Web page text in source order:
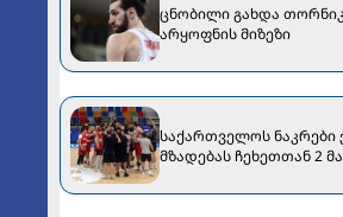
ცნობილი გახდა
არყოფნის მიზეზი
საქართველოს ნაკრები
მზადებას ჩეხეთთან 2